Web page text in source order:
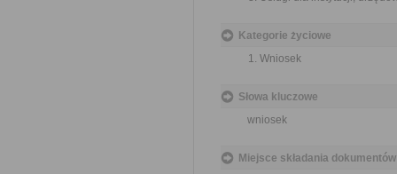
Kategorie życiowe
Wniosek
Słowa kluczowe
wniosek
Miejsce składania dokumentów